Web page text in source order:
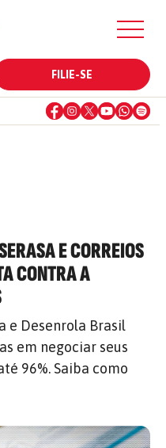
FILIE-SE
E CORREIOS
CONTRA A
e Desenrola Brasil
em negociar seus
96%. Saiba como